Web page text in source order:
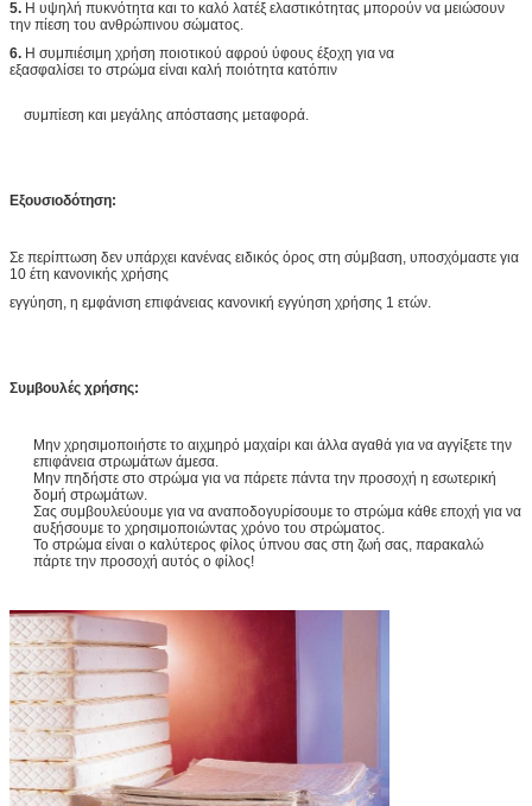
5. Η υψηλή πυκνότητα και το καλό λατέξ ελαστικότητας μπορούν να μειώσουν
την πίεση του ανθρώπινου σώματος.
6. Η συμπιέσιμη χρήση ποιοτικού αφρού ύφους έξοχη για να
εξασφαλίσει το στρώμα είναι καλή ποιότητα κατόπιν
συμπίεση και μεγάλης απόστασης μεταφορά.
Εξουσιοδότηση:
Σε περίπτωση δεν υπάρχει κανένας ειδικός όρος στη σύμβαση, υποσχόμαστε για
10 έτη κανονικής χρήσης
εγγύηση, η εμφάνιση επιφάνειας κανονική εγγύηση χρήσης 1 ετών.
Συμβουλές χρήσης:
Μην χρησιμοποιήστε το αιχμηρό μαχαίρι και άλλα αγαθά για να αγγίξετε την
επιφάνεια στρωμάτων άμεσα.
Μην πηδήστε στο στρώμα για να πάρετε πάντα την προσοχή η εσωτερική
δομή στρωμάτων.
Σας συμβουλεύουμε για να αναποδογυρίσουμε το στρώμα κάθε εποχή για να
αυξήσουμε το χρησιμοποιώντας χρόνο του στρώματος.
Το στρώμα είναι ο καλύτερος φίλος ύπνου σας στη ζωή σας, παρακαλώ
πάρτε την προσοχή αυτός ο φίλος!